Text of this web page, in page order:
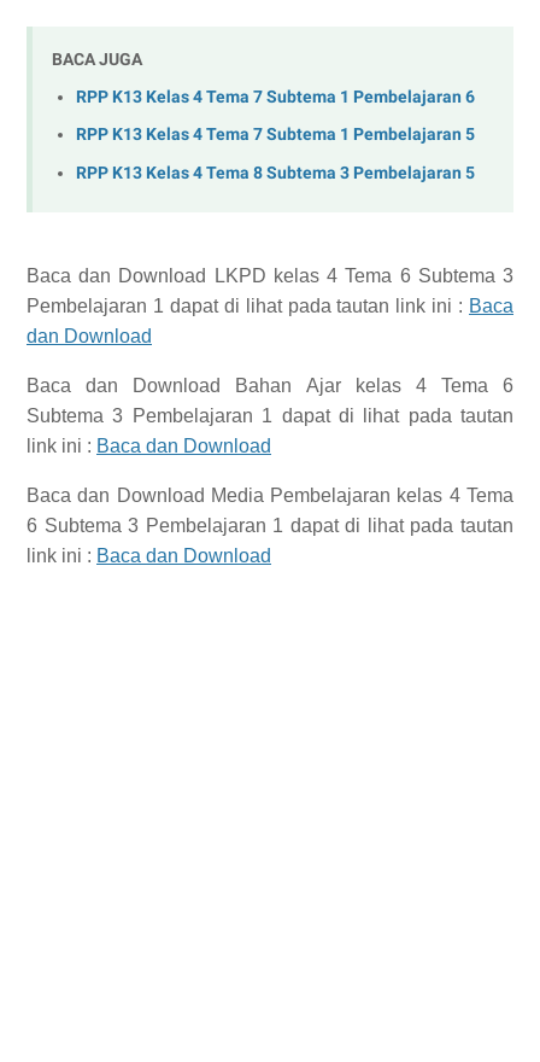
BACA JUGA
RPP K13 Kelas 4 Tema 7 Subtema 1 Pembelajaran 6
RPP K13 Kelas 4 Tema 7 Subtema 1 Pembelajaran 5
RPP K13 Kelas 4 Tema 8 Subtema 3 Pembelajaran 5
Baca dan Download
LKPD kelas 4 Tema 6 Subtema 3
Pembelajaran 1 dapat di lihat pada tautan link ini : Baca
dan Download
Baca dan Download Bahan Ajar kelas 4 Tema 6
Subtema 3 Pembelajaran 1 dapat di lihat pada tautan
link ini : Baca dan Download
Baca dan Download Media Pembelajaran kelas 4 Tema
6 Subtema 3 Pembelajaran 1 dapat di lihat pada tautan
link ini : Baca dan Download